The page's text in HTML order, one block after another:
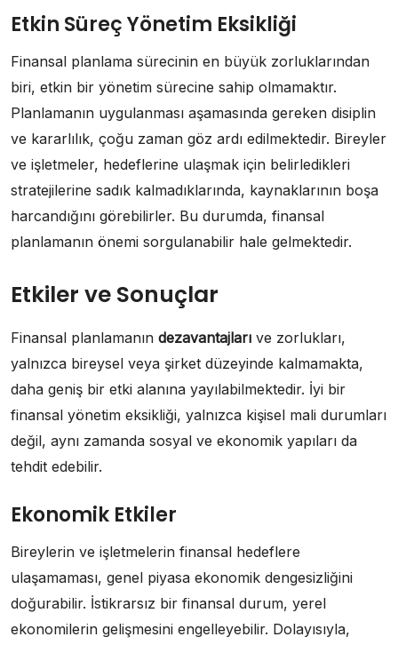
Etkin Süreç Yönetim Eksikliği
Finansal planlama sürecinin en büyük zorluklarından
biri, etkin bir yönetim sürecine sahip olmamaktır.
Planlamanın uygulanması aşamasında gereken disiplin
ve kararlılık, çoğu zaman göz ardı edilmektedir. Bireyler
ve işletmeler, hedeflerine ulaşmak için belirledikleri
stratejilerine sadık kalmadıklarında, kaynaklarının boşa
harcandığını görebilirler. Bu durumda, finansal
planlamanın önemi sorgulanabilir hale gelmektedir.
Etkiler ve Sonuçlar
Finansal planlamanın dezavantajları ve zorlukları,
yalnızca bireysel veya şirket düzeyinde kalmamakta,
daha geniş bir etki alanına yayılabilmektedir. İyi bir
finansal yönetim eksikliği, yalnızca kişisel mali durumları
değil, aynı zamanda sosyal ve ekonomik yapıları da
tehdit edebilir.
Ekonomik Etkiler
Bireylerin ve işletmelerin finansal hedeflere
ulaşamaması, genel piyasa ekonomik dengesizliğini
doğurabilir. İstikrarsız bir finansal durum, yerel
ekonomilerin gelişmesini engelleyebilir. Dolayısıyla,